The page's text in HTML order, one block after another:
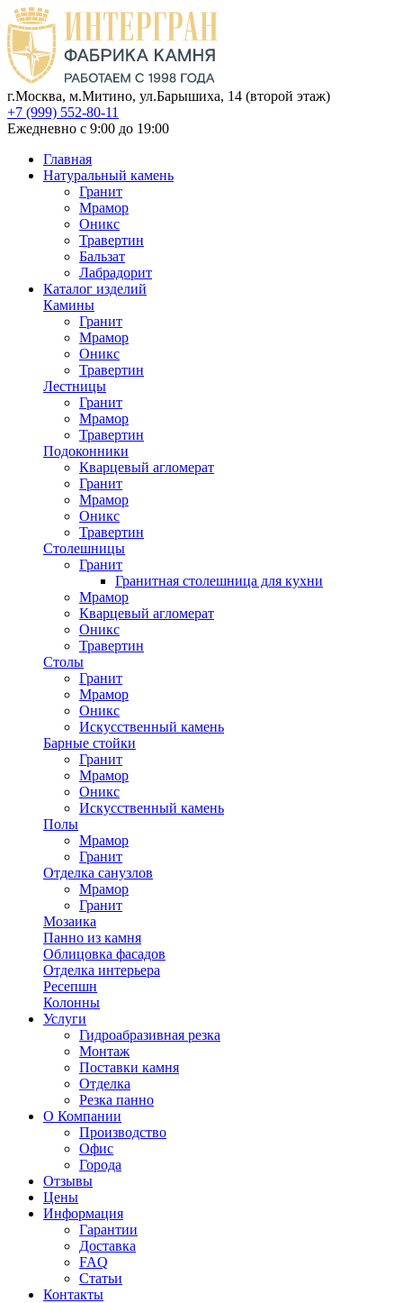
г.Москва, м.Митино, ул.Барышиха, 14 (второй этаж)
+7 (999) 552-80-11
Ежедневно с 9:00 до 19:00
Главная
Натуральный камень
Гранит
Мрамор
Оникс
Травертин
Бальзат
Лабрадорит
Каталог изделий
Камины
Гранит
Мрамор
Оникс
Травертин
Лестницы
Гранит
Мрамор
Травертин
Подоконники
Кварцевый агломерат
Гранит
Мрамор
Оникс
Травертин
Столешницы
Гранит
Гранитная столешница для кухни
Мрамор
Кварцевый агломерат
Оникс
Травертин
Столы
Гранит
Мрамор
Оникс
Искусственный камень
Барные стойки
Гранит
Мрамор
Оникс
Искусственный камень
Полы
Мрамор
Гранит
Отделка санузлов
Мрамор
Гранит
Мозаика
Панно из камня
Облицовка фасадов
Отделка интерьера
Ресепшн
Колонны
Услуги
Гидроабразивная резка
Монтаж
Поставки камня
Отделка
Резка панно
О Компании
Производство
Офис
Города
Отзывы
Цены
Информация
Гарантии
Доставка
FAQ
Статьи
Контакты